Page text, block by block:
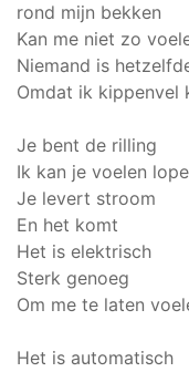
rond mijn bekken
Kan me niet zo
Niemand is
Omdat ik kippenvel
Je bent de rilling
Ik kan je voelen
Je levert stroom
En het komt
Het is elektrisch
Sterk genoeg
Om me te laten
Het is automatisch